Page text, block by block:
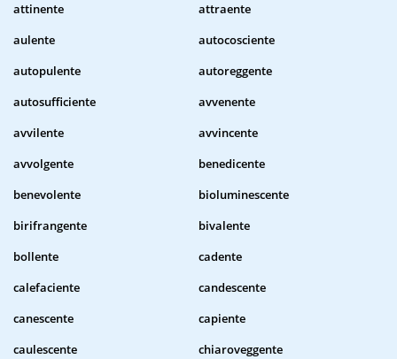
attinente
attraente
aulente
autocosciente
autopulente
autoreggente
autosufficiente
avvenente
avvilente
avvincente
avvolgente
benedicente
benevolente
bioluminescente
birifrangente
bivalente
bollente
cadente
calefaciente
candescente
canescente
capiente
caulescente
chiaroveggente